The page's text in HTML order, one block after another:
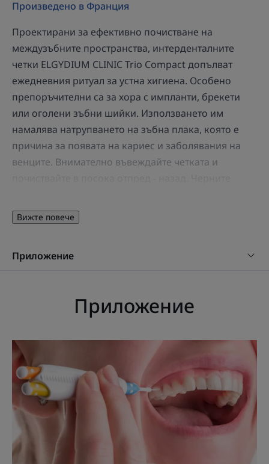
Произведено в Франция
Проектирани за ефективно почистване на
междузъбните пространства, интерденталните
четки ELGYDIUM CLINIC Trio Compact допълват
ежедневния ритуал за устна хигиена. Особено
препоръчителни са за хора с импланти, брекети
или оголени зъбни шийки. Използването им
намалява натрупването на зъбна плака, която е
причина за появата на кариес и заболявания на
венците. Внимателно въвеждайте четката и
зъбите, за да се улесни въвеждането на четката,
както и да бъдат видими плаковите налепи при
показват случайни кръвоизливи, свързани с
малко количество вода за уста) и я приберете в
употреба. Изборът на правилния размер четка е
важен, за да се предотвратят затруднения при
поставяне. Поради това гамата се състои от 6
размера, вариращи от тънки (ISO 0) до средни (ISO
5), различаващи се по различните си цветове и в
опаковки по три.
Вижте повече
Приложение
Приложение